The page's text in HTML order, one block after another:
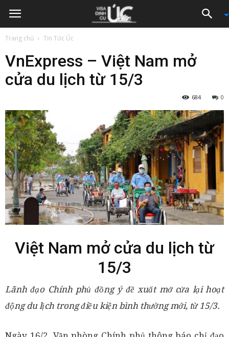
Trang chủ Tin Tức Úc
VnExpress – Việt Nam mở
cửa du lịch từ 15/3
0
684
Việt Nam mở cửa du lịch từ
15/3
Lãnh đạo Chính phủ đồng ý đề xuất mở cửa lại hoạt
động du lịch trong điều kiện bình thường mới, từ 15/3.